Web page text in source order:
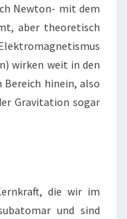
Newton- mit dem
aber theoretisch
wirken weit in den
hinein, also
Gravitation sogar
die wir im
und sind